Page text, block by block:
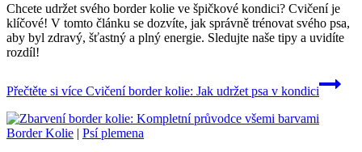
Chcete udržet svého border kolie ve špičkové kondici? Cvičení je
klíčové! V tomto článku se dozvíte, jak správně trénovat svého psa,
aby byl zdravý, šťastný a plný energie. Sledujte naše tipy a uvidíte
rozdíl!
Přečtěte si více Cvičení border kolie: Jak udržet psa v kondici
Border Kolie | Psí plemena